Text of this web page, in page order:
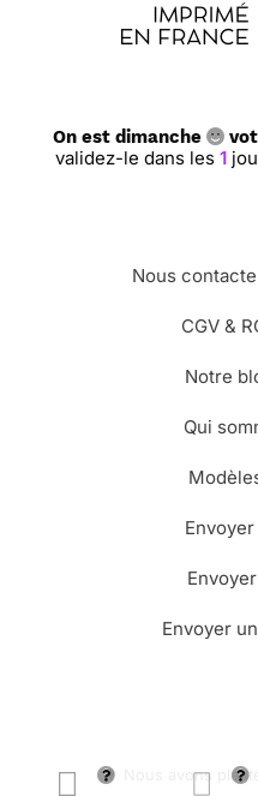
On est dimanche
validez-le dans les1